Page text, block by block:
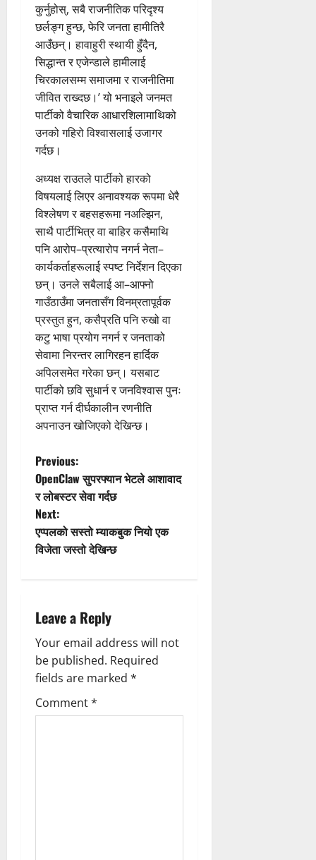
कुर्नुहोस्, सबै राजनीतिक परिदृश्य
छर्लङ्ग हुन्छ, फेरि जनता हामीतिरै
आउँछन्। हावाहुरी स्थायी हुँदैन,
सिद्धान्त र एजेन्डाले हामीलाई
चिरकालसम्म समाजमा र राजनीतिमा
जीवित राख्दछ।’ यो भनाइले जनमत
पार्टीको वैचारिक आधारशिलामाथिको
उनको गहिरो विश्वासलाई उजागर
गर्दछ।
अध्यक्ष राउतले पार्टीको हारको
विषयलाई लिएर अनावश्यक रूपमा धेरै
विश्लेषण र बहसहरूमा नअल्झिन,
साथै पार्टीभित्र वा बाहिर कसैमाथि
पनि आरोप–प्रत्यारोप नगर्न नेता–
कार्यकर्ताहरूलाई स्पष्ट निर्देशन दिएका
छन्। उनले सबैलाई आ–आफ्नो
गाउँठाउँमा जनतासँग विनम्रतापूर्वक
प्रस्तुत हुन, कसैप्रति पनि रुखो वा
कटु भाषा प्रयोग नगर्न र जनताको
सेवामा निरन्तर लागिरहन हार्दिक
अपिलसमेत गरेका छन्। यसबाट
पार्टीको छवि सुधार्न र जनविश्वास पुनः
प्राप्त गर्न दीर्घकालीन रणनीति
अपनाउन खोजिएको देखिन्छ।
P
o
s
t
a
v
i
g
Previous:
OpenClaw सुपरफ्यान भेटले आशावाद
र लोबस्टर सेवा गर्दछ
Next:
एप्पलको सस्तो म्याकबुक नियो एक
विजेता जस्तो देखिन्छ
Leave a Reply
Your email address will not
be published. Required
fields are marked *
Comment*